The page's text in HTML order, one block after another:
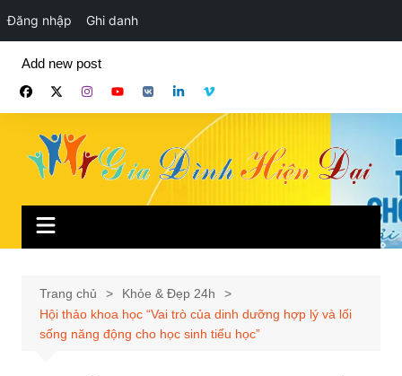
Đăng nhập Ghi danh
phần
Add new post
Trang chủ
Khỏe & Đẹp 24h
Hội thảo khoa học “Vai trò của dinh dưỡng hợp lý và lối
sống năng động cho học sinh tiểu học”